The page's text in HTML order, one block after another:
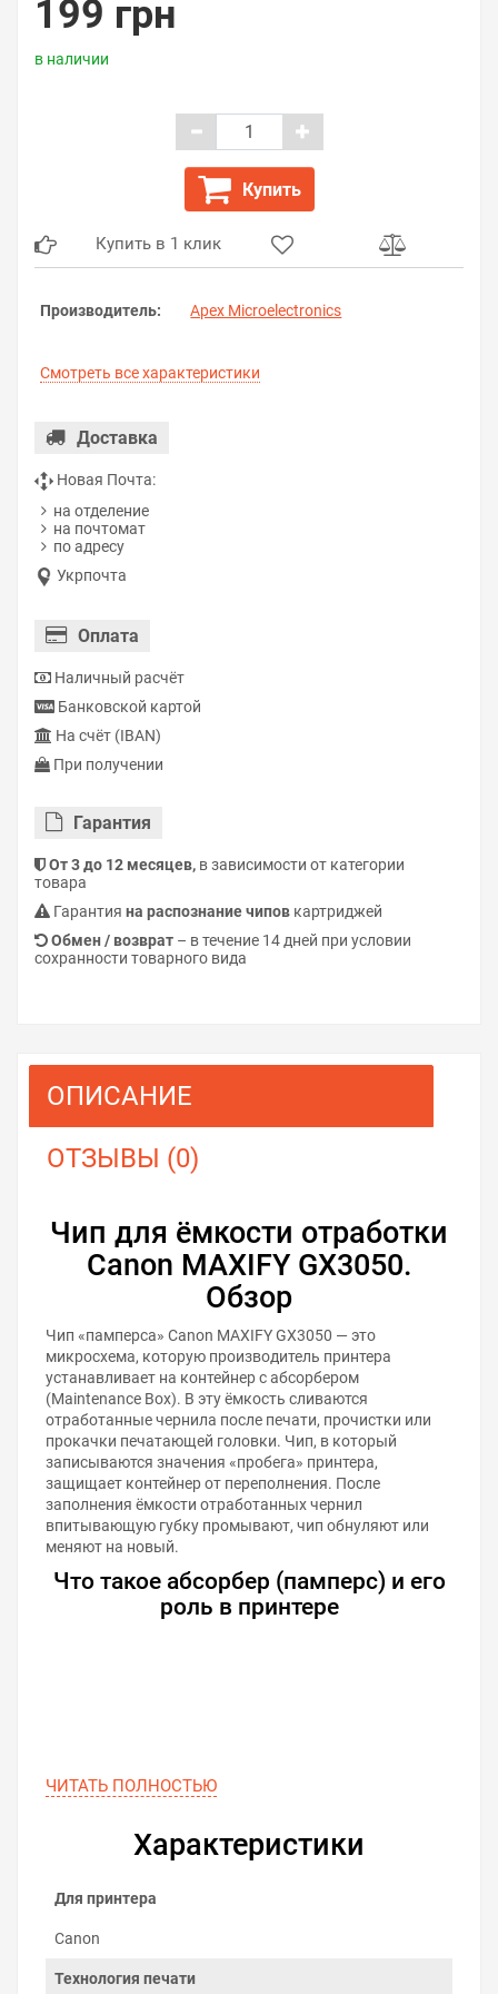
199 грн
в наличии
Купить
Купить в 1 клик
Производитель: Apex Microelectronics
Смотреть все характеристики
Доставка
Новая Почта:
на отделение
на почтомат
по адресу
Укрпочта
Оплата
Наличный расчёт
Банковской картой
На счёт (IBAN)
При получении
Гарантия
От 3 до 12 месяцев, в зависимости от категории
товара
Гарантия на распознание чипов картриджей
Обмен / возврат – в течение 14 дней при условии
сохранности товарного вида
ОПИСАНИЕ
ОТЗЫВЫ (0)
Чип для ёмкости отработки
Canon MAXIFY GX3050.
Обзор
Чип «памперса» Canon MAXIFY GX3050 — это
микросхема, которую производитель принтера
устанавливает на контейнер с абсорбером
(Maintenance Box). В эту ёмкость сливаются
отработанные чернила после печати, прочистки или
прокачки печатающей головки. Чип, в который
записываются значения «пробега» принтера,
защищает контейнер от переполнения. После
заполнения ёмкости отработанных чернил
впитывающую губку промывают, чип обнуляют или
меняют на новый.
Что такое абсорбер (памперс) и его
роль в принтере
ЧИТАТЬ ПОЛНОСТЬЮ
Характеристики
Для принтера
Canon
Технология печати